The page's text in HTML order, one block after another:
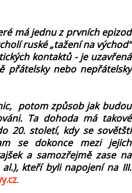
má jednu z prvních epizod
ruské „tažení na východ“
kontaktů - je uzavřená
nebo nepřátelsky
potom způsob jak budou
Ta dohoda má takové
20. století, kdy se sovětští
se dokonce mezi jejich
a samozřejmě zase na
kteří byli napojení na III.
.